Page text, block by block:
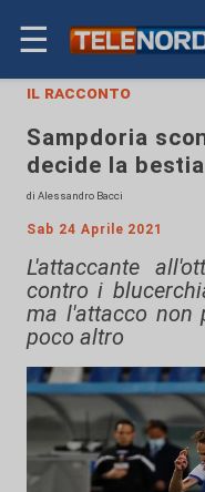
☰
il racconto
Sampdoria
decide la
di Alessandro Bacci
Sab 24 Aprile 2021
L'attaccante
contro i
ma l'attacco non
poco altro